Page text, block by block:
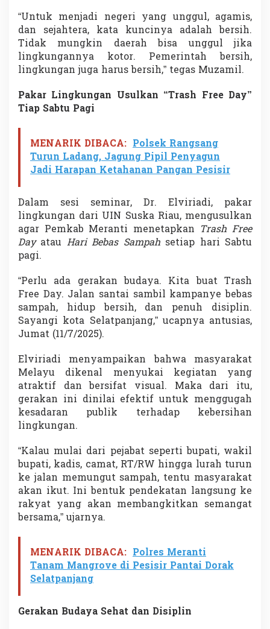
r
e
a
y
e
b
“Untuk menjadi negeri yang unggul, agamis,
dan sejahtera, kata kuncinya adalah bersih.
Tidak mungkin daerah bisa unggul jika
lingkungannya kotor. Pemerintah bersih,
lingkungan juga harus bersih,” tegas Muzamil.
Pakar Lingkungan Usulkan “Trash Free Day”
Tiap Sabtu Pagi
MENARIK DIBACA: Polsek Rangsang
Turun Ladang, Jagung Pipil Penyagun
Jadi Harapan Ketahanan Pangan Pesisir
Dalam sesi seminar, Dr. Elviriadi, pakar
lingkungan dari UIN Suska Riau, mengusulkan
agar Pemkab Meranti menetapkan Trash Free
Dayatau Hari Bebas Sampahsetiap hari Sabtu
pagi.
“Perlu ada gerakan budaya. Kita buat Trash
Free Day. Jalan santai sambil kampanye bebas
sampah, hidup bersih, dan penuh disiplin.
Sayangi kota Selatpanjang,” ucapnya antusias,
Jumat (11/7/2025).
Elviriadi menyampaikan bahwa masyarakat
Melayu dikenal menyukai kegiatan yang
atraktif dan bersifat visual. Maka dari itu,
gerakan ini dinilai efektif untuk menggugah
kesadaran publik terhadap kebersihan
lingkungan.
“Kalau mulai dari pejabat seperti bupati, wakil
bupati, kadis, camat, RT/RW hingga lurah turun
ke jalan memungut sampah, tentu masyarakat
akan ikut. Ini bentuk pendekatan langsung ke
rakyat yang akan membangkitkan semangat
bersama,” ujarnya.
MENARIK DIBACA: Polres Meranti
Tanam Mangrove di Pesisir Pantai Dorak
Selatpanjang
Gerakan Budaya Sehat dan Disiplin